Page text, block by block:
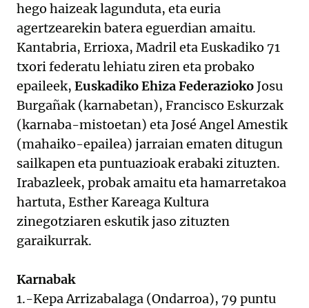
hego haizeak lagunduta, eta euria
agertzearekin batera eguerdian amaitu.
Kantabria, Errioxa, Madril eta Euskadiko 71
txori federatu lehiatu ziren eta probako
epaileek, Euskadiko Ehiza FederaziokoJosu
Burgañak (karnabetan), Francisco Eskurzak
(karnaba-mistoetan) eta José Angel Amestik
(mahaiko-epailea) jarraian ematen ditugun
sailkapen eta puntuazioak erabaki zituzten.
Irabazleek, probak amaitu eta hamarretakoa
hartuta, Esther Kareaga Kultura
zinegotziaren eskutik jaso zituzten
garaikurrak.
Karnabak
1.-Kepa Arrizabalaga (Ondarroa), 79 puntu